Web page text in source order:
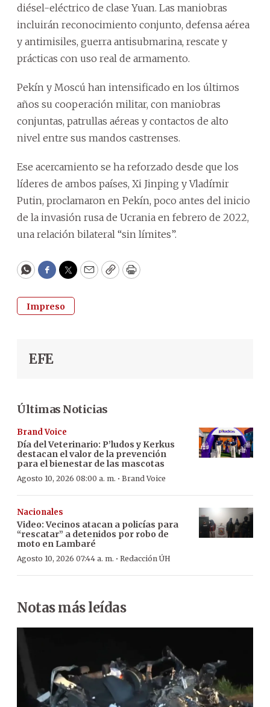
diésel-eléctrico de clase Yuan. Las maniobras
incluirán reconocimiento conjunto, defensa aérea
y antimisiles, guerra antisubmarina, rescate y
prácticas con uso real de armamento.
Pekín y Moscú han intensificado en los últimos
años su cooperación militar, con maniobras
conjuntas, patrullas aéreas y contactos de alto
nivel entre sus mandos castrenses.
Ese acercamiento se ha reforzado desde que los
líderes de ambos países, Xi Jinping y Vladímir
Putin, proclamaron en Pekín, poco antes del inicio
de la invasión rusa de Ucrania en febrero de 2022,
una relación bilateral “sin límites”.
WhatsApp
Facebook
Twitter
EmailCopyPrint
Impreso
EFE
Últimas Noticias
Brand Voice
Día del Veterinario: P’ludos y Kerkus
destacan el valor de la prevención
para el bienestar de las mascotas
Agosto 10, 2026 08:00 a. m. · Brand Voice
Nacionales
Video: Vecinos atacan a policías para
“rescatar” a detenidos por robo de
moto en Lambaré
Agosto 10, 2026 07:44 a. m. · Redacción ÚH
Notas más leídas